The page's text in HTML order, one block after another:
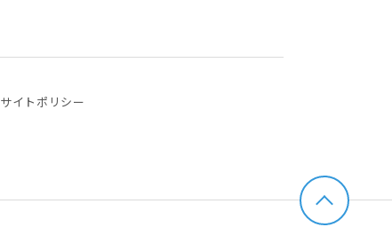
サイトポリシー